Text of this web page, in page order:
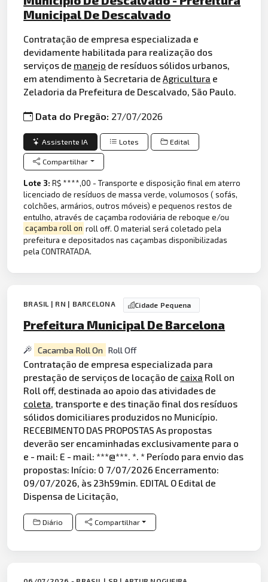
Municipal De Descalvado
Contratação de empresa especializada e
devidamente habilitada para realização dos
serviços de manejo de resíduos sólidos urbanos,
em atendimento à Secretaria deAgricultura e
Zeladoria da Prefeitura de Descalvado, São Paulo.
Data do Pregão: 27/07/2026
Assistente IA Lotes Edital
Compartilhar
Lote 3:R$ ****,00 - Transporte e disposição final em aterro
licenciado de resíduos de massa verde, volumosos ( sofás,
colchões, armários, outros móveis) e pequenos restos de
entulho, através de caçamba rodoviária de reboque e/ou
caçamba roll on roll off. O material será coletado pela
prefeitura e depositados nas caçambas disponibilizadas
pela CONTRATADA.
BRASIL | RN | BARCELONA Cidade Pequena
Prefeitura Municipal De Barcelona
Cacamba Roll On Roll Off
Contratação de empresa especializada para
prestação de serviços de locação de caixa Roll on
Roll off, destinada ao apoio das atividades de
coleta, transporte e des tinação final dos resíduos
sólidos domiciliares produzidos no Município.
RECEBIMENTO DAS PROPOSTAS As propostas
deverão ser encaminhadas exclusivamente para o
e - mail: E - mail: ***@***. *. * Período para envio das
propostas: Início: 0 7/07/2026 Encerramento:
09/07/2026, às 23h59min. EDITAL O Edital de
Dispensa de Licitação,
Diário Compartilhar